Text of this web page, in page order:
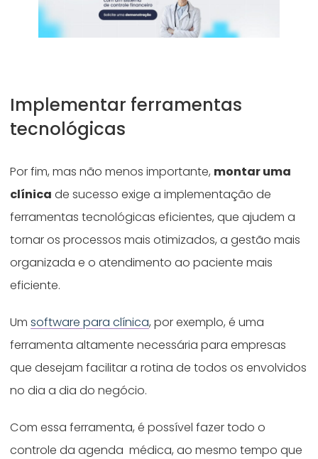
Implementar ferramentas
tecnológicas
Por fim, mas não menos importante, montar uma
clínica de sucesso exige a implementação de
ferramentas tecnológicas eficientes, que ajudem a
tornar os processos mais otimizados, a gestão mais
organizada e o atendimento ao paciente mais
eficiente.
Umsoftware para clínica, por exemplo, é uma
ferramenta altamente necessária para empresas
que desejam facilitar a rotina de todos os envolvidos
no dia a dia do negócio.
Com essa ferramenta, é possível fazer todo o
controle da agenda médica, ao mesmo tempo que